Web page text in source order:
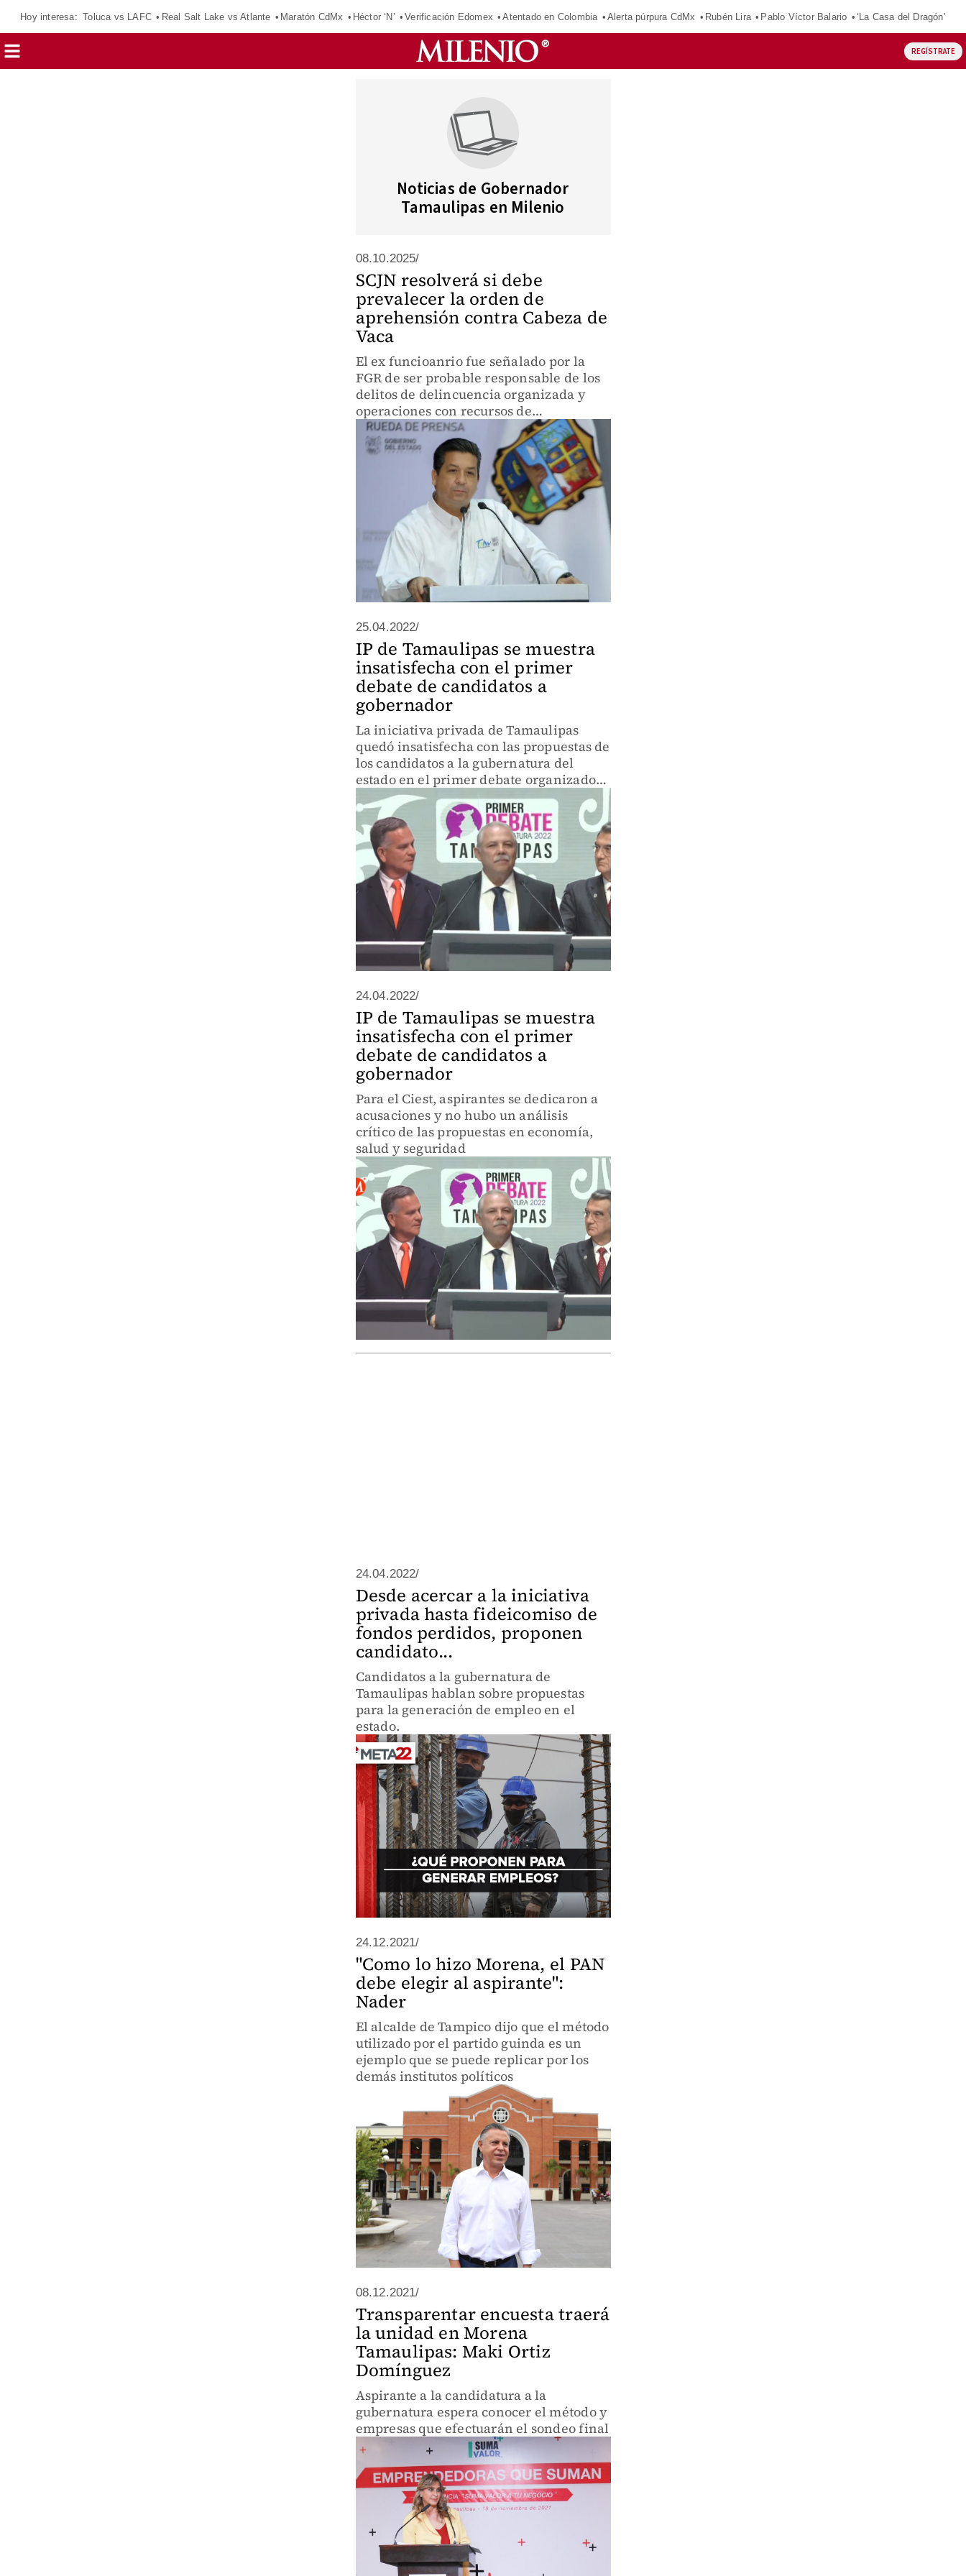
Hoy interesa: Toluca vs LAFC Real Salt Lake vs Atlante Maratón CdMx Héctor ‘N’ Verificación Edomex Atentado en Colombia Alerta púrpura CdMx Rubén Lira Pablo Víctor Balario ‘La Casa del Dragón’
REGÍSTRATE
Noticias de Gobernador
Tamaulipas en Milenio
08.10.2025/
SCJN resolverá si debe
prevalecer la orden de
aprehensión contra Cabeza de
Vaca
El ex funcioanrio fue señalado por la
FGR de ser probable responsable de los
delitos de delincuencia organizada y
operaciones con recursos de
procedencia ilícita
25.04.2022/
IP de Tamaulipas se muestra
insatisfecha con el primer
debate de candidatos a
gobernador
La iniciativa privada de Tamaulipas
quedó insatisfecha con las propuestas de
los candidatos a la gubernatura del
estado en el primer debate organizado
por el Instituto Electoral (Ietam).
24.04.2022/
IP de Tamaulipas se muestra
insatisfecha con el primer
debate de candidatos a
gobernador
Para el Ciest, aspirantes se dedicaron a
acusaciones y no hubo un análisis
crítico de las propuestas en economía,
salud y seguridad
24.04.2022/
Desde acercar a la iniciativa
privada hasta fideicomiso de
fondos perdidos, proponen
candidato...
Candidatos a la gubernatura de
Tamaulipas hablan sobre propuestas
para la generación de empleo en el
estado.
24.12.2021/
"Como lo hizo Morena, el PAN
debe elegir al aspirante":
Nader
El alcalde de Tampico dijo que el método
utilizado por el partido guinda es un
ejemplo que se puede replicar por los
demás institutos políticos
08.12.2021/
Transparentar encuesta traerá
la unidad en Morena
Tamaulipas: Maki Ortiz
Domínguez
Aspirante a la candidatura a la
gubernatura espera conocer el método y
empresas que efectuarán el sondeo final